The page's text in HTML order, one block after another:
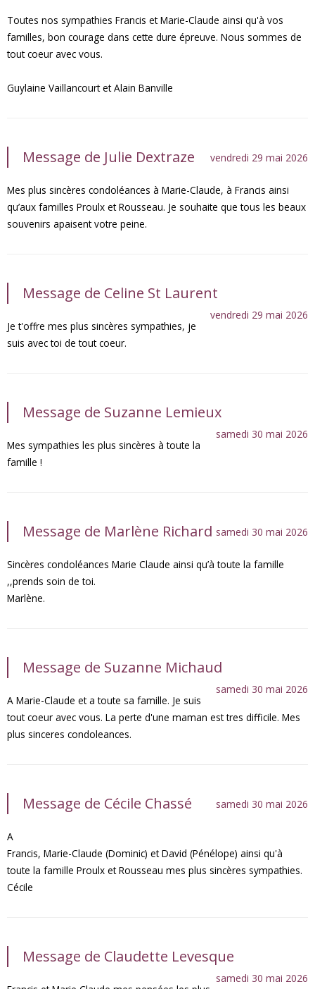
Toutes nos sympathies Francis et Marie-Claude ainsi qu'à vos
familles, bon courage dans cette dure épreuve. Nous sommes de
tout coeur avec vous.
Guylaine Vaillancourt et Alain Banville
Message de Julie Dextraze vendredi 29 mai 2026
Mes plus sincères condoléances à Marie-Claude, à Francis ainsi
qu’aux familles Proulx et Rousseau. Je souhaite que tous les beaux
souvenirs apaisent votre peine.
Message de Celine St Laurent
vendredi 29 mai 2026
Je t'offre mes plus sincères sympathies, je
suis avec toi de tout coeur.
Message de Suzanne Lemieux
samedi 30 mai 2026
Mes sympathies les plus sincères à toute la
famille !
Message de Marlène Richard samedi 30 mai 2026
Sincères condoléances Marie Claude ainsi qu’à toute la famille
,,prends soin de toi.
Marlène.
Message de Suzanne Michaud
samedi 30 mai 2026
A Marie-Claude et a toute sa famille. Je suis
tout coeur avec vous. La perte d'une maman est tres difficile. Mes
plus sinceres condoleances.
Message de Cécile Chassé samedi 30 mai 2026
A
Francis, Marie-Claude (Dominic) et David (Pénélope) ainsi qu'à
toute la famille Proulx et Rousseau mes plus sincères sympathies.
Cécile
Message de Claudette Levesque
samedi 30 mai 2026